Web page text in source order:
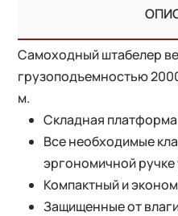
Самоходный штабелер
грузоподъемностью
м.
Складная
Все необходимые
эргономичной ручке
Компактный и
Защищенные от